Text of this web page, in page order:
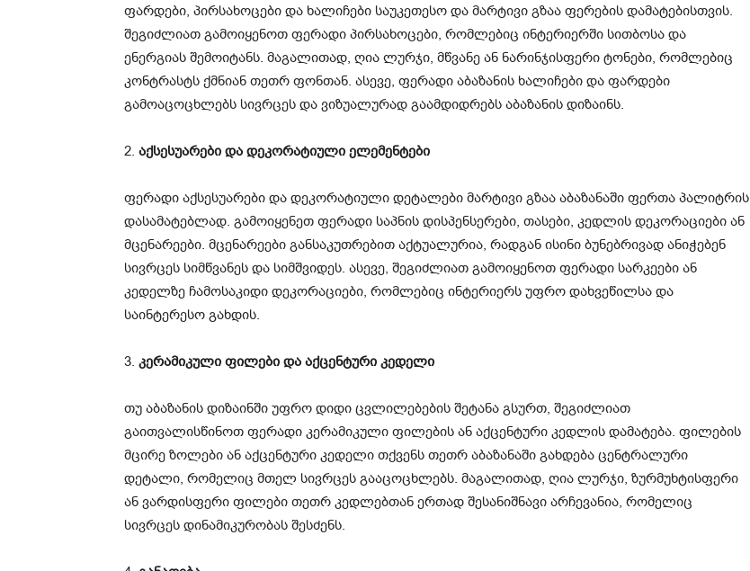
ფარდები, პირსახოცები და ხალიჩები საუკეთესო და მარტივი გზაა ფერების დამატებისთვის.
შეგიძლიათ გამოიყენოთ ფერადი პირსახოცები, რომლებიც ინტერიერში სითბოსა და
ენერგიას შემოიტანს. მაგალითად, ღია ლურჯი, მწვანე ან ნარინჯისფერი ტონები, რომლებიც
კონტრასტს ქმნიან თეთრ ფონთან. ასევე, ფერადი აბაზანის ხალიჩები და ფარდები
გამოაცოცხლებს სივრცეს და ვიზუალურად გაამდიდრებს აბაზანის დიზაინს.
2. აქსესუარები და დეკორატიული ელემენტები
ფერადი აქსესუარები და დეკორატიული დეტალები მარტივი გზაა აბაზანაში ფერთა პალიტრის
დასამატებლად. გამოიყენეთ ფერადი საპნის დისპენსერები, თასები, კედლის დეკორაციები ან
მცენარეები. მცენარეები განსაკუთრებით აქტუალურია, რადგან ისინი ბუნებრივად ანიჭებენ
სივრცეს სიმწვანეს და სიმშვიდეს. ასევე, შეგიძლიათ გამოიყენოთ ფერადი სარკეები ან
კედელზე ჩამოსაკიდი დეკორაციები, რომლებიც ინტერიერს უფრო დახვეწილსა და
საინტერესო გახდის.
3. კერამიკული ფილები და აქცენტური კედელი
თუ აბაზანის დიზაინში უფრო დიდი ცვლილებების შეტანა გსურთ, შეგიძლიათ
გაითვალისწინოთ ფერადი კერამიკული ფილების ან აქცენტური კედლის დამატება. ფილების
მცირე ზოლები ან აქცენტური კედელი თქვენს თეთრ აბაზანაში გახდება ცენტრალური
დეტალი, რომელიც მთელ სივრცეს გააცოცხლებს. მაგალითად, ღია ლურჯი, ზურმუხტისფერი
ან ვარდისფერი ფილები თეთრ კედლებთან ერთად შესანიშნავი არჩევანია, რომელიც
სივრცეს დინამიკურობას შესძენს.